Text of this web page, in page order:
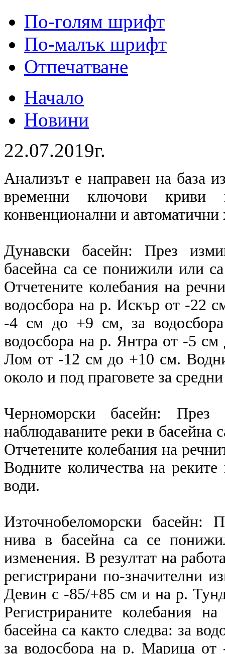
По-голям шрифт
По-малък шрифт
Отпечатване
Начало
Новини
22.07.2019г.
Анализът е направен на база
временни ключови криви
конвенционални и
Дунавски басейн: През
басейна са се понижили или
Отчетените колебания на
водосбора на р. Искър от -22
-4 см до +9 см, за
водосбора на р. Янтра от -5
Лом от -12 см до +10 см.
около и под праговете за
Черноморски басейн: През
наблюдаваните реки в басейна
Отчетените колебания на
Водните количества на
води.
Източнобеломорски басейн:
нива в басейна са се
изменения. В резултат на
регистрирани по-значителни
Девин с -85/+85 см и на р.
Регистрираните колебания
басейна са както следва: за
за водосбора на р. Марица